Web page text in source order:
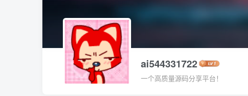
ai544331722
一个高质量源码分享平台！